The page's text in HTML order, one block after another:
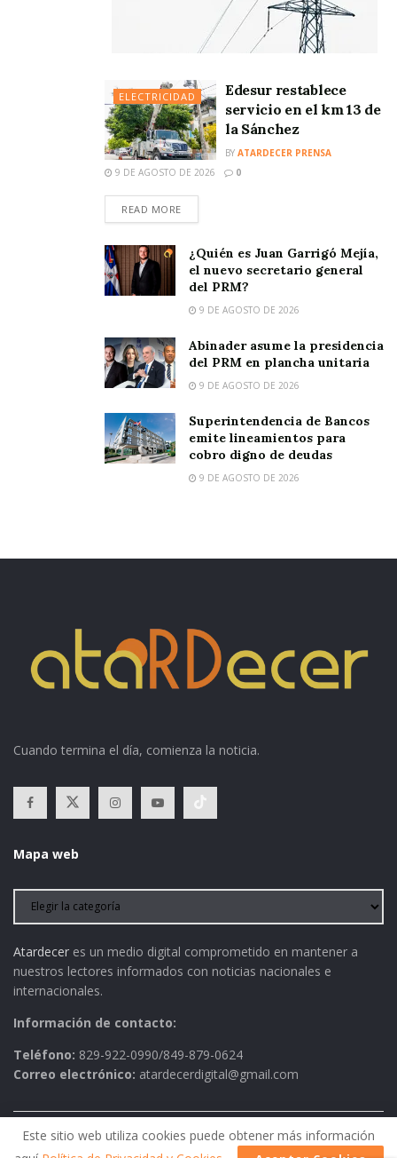
ELECTRICIDAD
Edesur restablece
servicio en el km 13 de
la Sánchez
BY ATARDECER PRENSA
9 DE AGOSTO DE 2026
0
READ MORE
¿Quién es Juan Garrigó Mejía,
el nuevo secretario general
del PRM?
9 DE AGOSTO DE 2026
Abinader asume la presidencia
del PRM en plancha unitaria
9 DE AGOSTO DE 2026
Superintendencia de Bancos
emite lineamientos para
cobro digno de deudas
9 DE AGOSTO DE 2026
Cuando termina el día, comienza la noticia.
Mapa web
Atardecer es un medio digital comprometido en mantener a
nuestros lectores informados con noticias nacionales e
internacionales.
Información de contacto:
Teléfono: 829-922-0990/849-879-0624
Correo electrónico: atardecerdigital@gmail.com
Política de Privacidad AVISO LEGAL Contactos
Este sitio web utiliza cookies puede obtener más información